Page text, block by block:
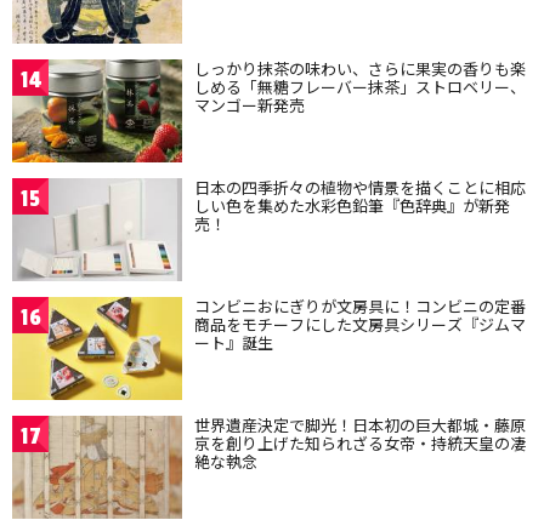
14 しっかり抹茶の味わい、さらに果実の香りも楽
しめる「無糖フレーバー抹茶」ストロベリー、
マンゴー新発売
15 日本の四季折々の植物や情景を描くことに相応
しい色を集めた水彩色鉛筆『色辞典』が新発
売！
16 コンビニおにぎりが文房具に！コンビニの定番
商品をモチーフにした文房具シリーズ『ジムマ
ート』誕生
17 世界遺産決定で脚光！日本初の巨大都城・藤原
京を創り上げた知られざる女帝・持統天皇の凄
絶な執念